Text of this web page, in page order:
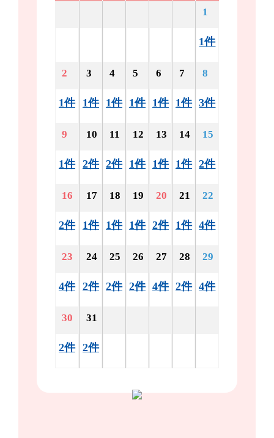
1
1件
2
1件
3
1件
4
1件
5
1件
6
1件
7
1件
8
3件
9
1件
10
2件
11
2件
12
1件
13
1件
14
1件
15
2件
16
2件
17
1件
18
1件
19
1件
20
2件
21
1件
22
4件
23
4件
24
2件
25
2件
26
2件
27
4件
28
2件
29
4件
30
2件
31
2件